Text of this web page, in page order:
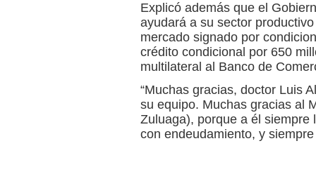
Explicó además que el
ayudará a su sector
mercado signado por
crédito condicional por 650
multilateral al Banco de
“Muchas gracias, doctor Luis
su equipo. Muchas gracias al
Zuluaga), porque a él
con endeudamiento, y